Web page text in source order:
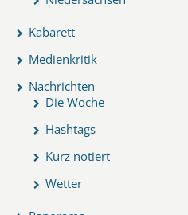
Kabarett
Medienkritik
Nachrichten
Die Woche
Hashtags
Kurz notiert
Wetter